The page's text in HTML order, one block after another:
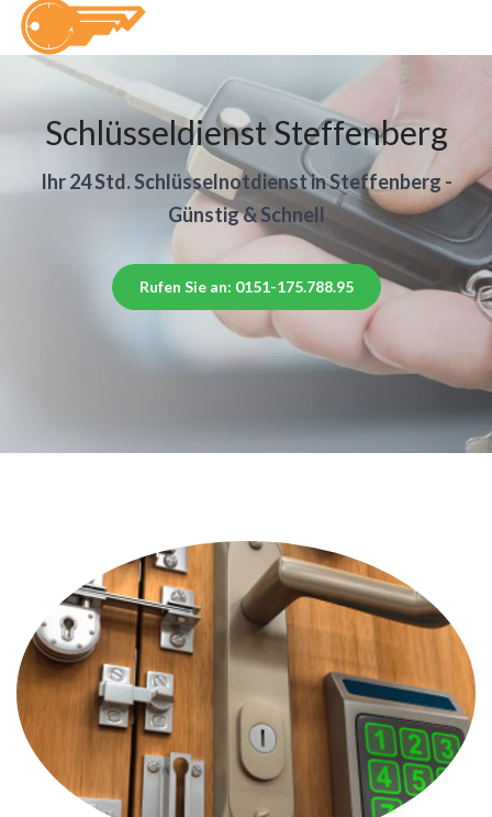
Schlüsseldienst Steffenberg
Ihr 24 Std. Schlüsselnotdienst in Steffenberg -
Günstig & Schnell
Rufen Sie an: 0151-175.788.95